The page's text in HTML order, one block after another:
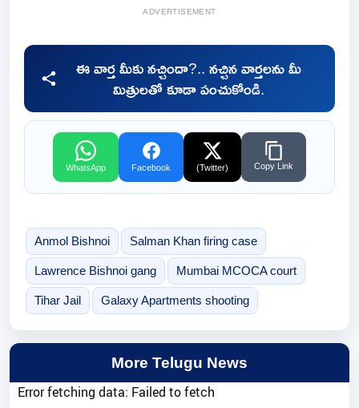
ADVERTISEMENT
ఈ వార్త మీకు నచ్చిందా?.. నచ్చిన వార్తలను మీ
మిత్రులతో కూడా పంచుకోండి.
WhatsApp Facebook (Twitter) Copy Link
Anmol Bishnoi Salman Khan firing case
Lawrence Bishnoi gang Mumbai MCOCA court
Tihar Jail Galaxy Apartments shooting
More Telugu News
Error fetching data: Failed to fetch